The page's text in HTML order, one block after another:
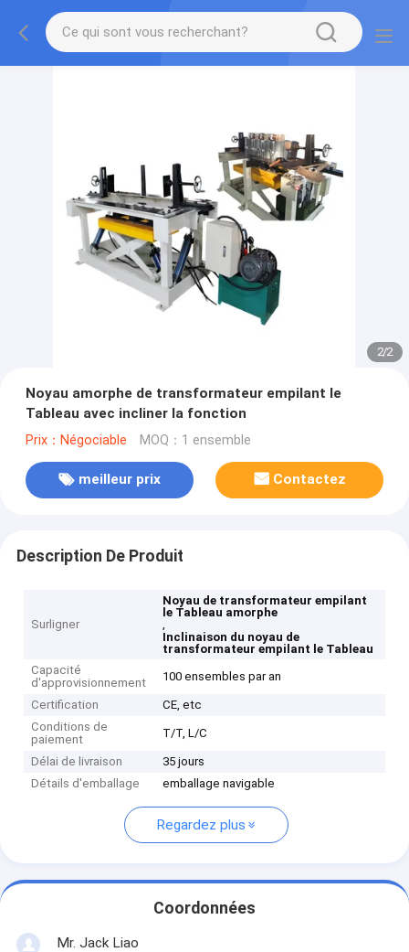
2/2
Noyau amorphe de transformateur empilant le
Tableau avec incliner la fonction
Prix：Négociable MOQ：1 ensemble
meilleur prix Contactez
Description De Produit
Surligner
Noyau de transformateur empilant
le Tableau amorphe
,
Inclinaison du noyau de
transformateur empilant le Tableau
Capacité
d'approvisionnement
100 ensembles par an
Certification
CE, etc
Conditions de
paiement
T/T, L/C
Délai de livraison
35 jours
Détails d'emballage
emballage navigable
Regardez plus
Coordonnées
Mr. Jack Liao